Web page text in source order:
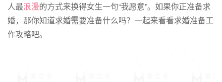
人最浪漫的方式来换得女生一句“我愿意”。如果你正准备求
婚，那你知道求婚需要准备什么吗？一起来看看求婚准备工
作攻略吧。